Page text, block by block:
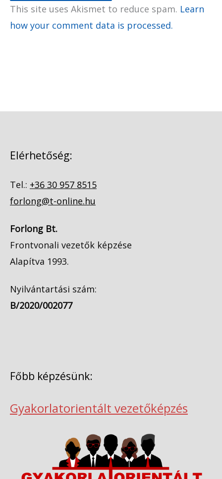
This site uses Akismet to reduce spam. Learn
how your comment data is processed.
Elérhetőség:
Tel.: +36 30 957 8515
forlong@t-online.hu
Forlong Bt.
Frontvonali vezetők képzése
Alapítva 1993.
Nyilvántartási szám:
B/2020/002077
Főbb képzésünk:
Gyakorlatorientált vezetőképzés